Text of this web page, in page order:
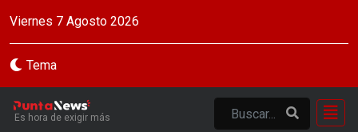
Viernes 7 Agosto 2026
Tema
Es hora de exigir más